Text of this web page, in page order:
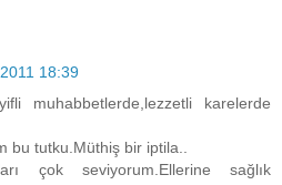
18:39
muhabbetlerde,lezzetli karelerde
bu tutku.Müthiş bir iptila..
çok seviyorum.Ellerine sağlık